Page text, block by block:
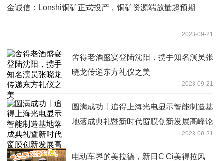
金诚信：Lonshi铜矿正式投产，铜矿资源端放量超预期
2023-09-21
舍得老酒盛宴登陆沈阳，携手知名演员张
晓龙传递东方礼仪之美
2023-09-21
圆满成功丨追得上海光电显示智能制造基
地落成典礼暨新时代窗膜创新发展高峰论
2023-09-21
电动车界的美拉德，新日CiCi美得拉风